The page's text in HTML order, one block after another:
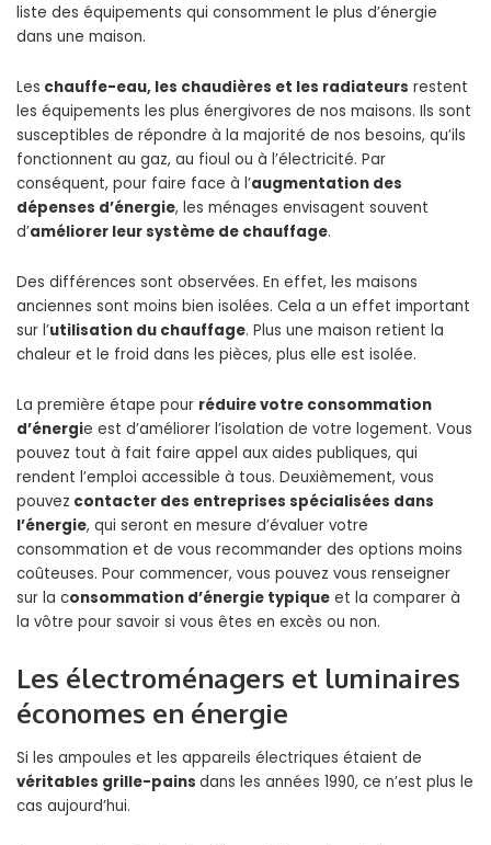
liste des équipements qui consomment le plus d’énergie
dans une maison.
Les chauffe-eau, les chaudières et les radiateurs restent
les équipements les plus énergivores de nos maisons. Ils sont
susceptibles de répondre à la majorité de nos besoins, qu’ils
fonctionnent au gaz, au fioul ou à l’électricité. Par
conséquent, pour faire face à l’augmentation des
dépenses d’énergie, les ménages envisagent souvent
d’améliorer leur système de chauffage.
Des différences sont observées. En effet, les maisons
anciennes sont moins bien isolées. Cela a un effet important
sur l’utilisation du chauffage. Plus une maison retient la
chaleur et le froid dans les pièces, plus elle est isolée.
La première étape pour réduire votre consommation
d’énergie est d’améliorer l’isolation de votre logement. Vous
pouvez tout à fait faire appel aux aides publiques, qui
rendent l’emploi accessible à tous. Deuxièmement, vous
pouvez contacter des entreprises spécialisées dans
l’énergie, qui seront en mesure d’évaluer votre
consommation et de vous recommander des options moins
coûteuses. Pour commencer, vous pouvez vous renseigner
sur la consommation d’énergie typique et la comparer à
la vôtre pour savoir si vous êtes en excès ou non.
Les électroménagers et luminaires
économes en énergie
Si les ampoules et les appareils électriques étaient de
véritables grille-pains dans les années 1990, ce n’est plus le
cas aujourd’hui.